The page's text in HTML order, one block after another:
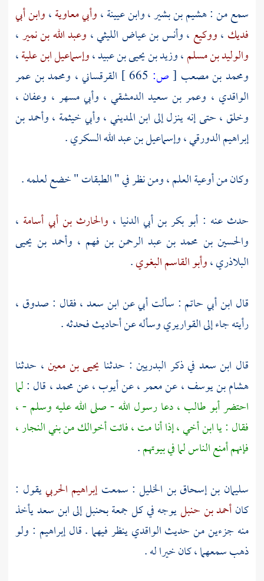
سمع من :هشيم بن بشير،وابن عيينة،وأبي معاوية،وابن أبي
فديك ،ووكيع ،وأنس بن عياض الليثي، وعبد الله بن نمير،
والوليد بن مسلم،وزيد بن يحيى بن عبيد،وإسماعيل ابن علية،
ومحمد بن مصعب [ص: القرقساني، ومحمد بن عمر
الواقدي ، وعمر بن سعيد الدمشقي ، وأبي مسهر ، وعفان ،
وخلق ، حتى إنه ينزل إلىابن المديني،وأبي خيثمة ،وأحمد بن
إبراهيم الدورقي،وإسماعيل بن عبد الله السكري.
وكان من أوعية العلم ، ومن نظر في " الطبقات " خضع لعلمه .
حدث عنه : أبو بكر بن أبي الدنيا ، والحارث بن أبي أسامة ،
والحسين بن محمد بن عبد الرحمن بن فهم ، وأحمد بن يحيى
البلاذري،وأبو القاسم البغوي.
قال ابن أبي حاتم : سألت أبي عنابن سعد، فقال : صدوق ،
رأيته جاء إلىالقواريريوسأله عن أحاديث فحدثه .
قال ابن سعد في ذكر البدريين : حدثنا يحيى بن معين، حدثنا
هشام بن يوسف، عنمعمر، عنأيوب، عنمحمد، قال :لما
احتضرأبو طالب ، دعا رسول الله - صلى الله عليه وسلم - ،
فقال : يا ابن أخي ، إذا أنا مت ، فائت أخوالك منبني النجار،
فإنهم أمنع الناس لما في بيوتهم.
سليمان بن إسحاق بن الخليل : سمعتإبراهيم الحربييقول :
كانأحمد بن حنبليوجه في كل جمعةبحنبلإلىابن سعديأخذ
منه جزءين من حديثالواقديينظر فيهما . قالإبراهيم : ولو
ذهب سمعهما ، كان خيرا له .